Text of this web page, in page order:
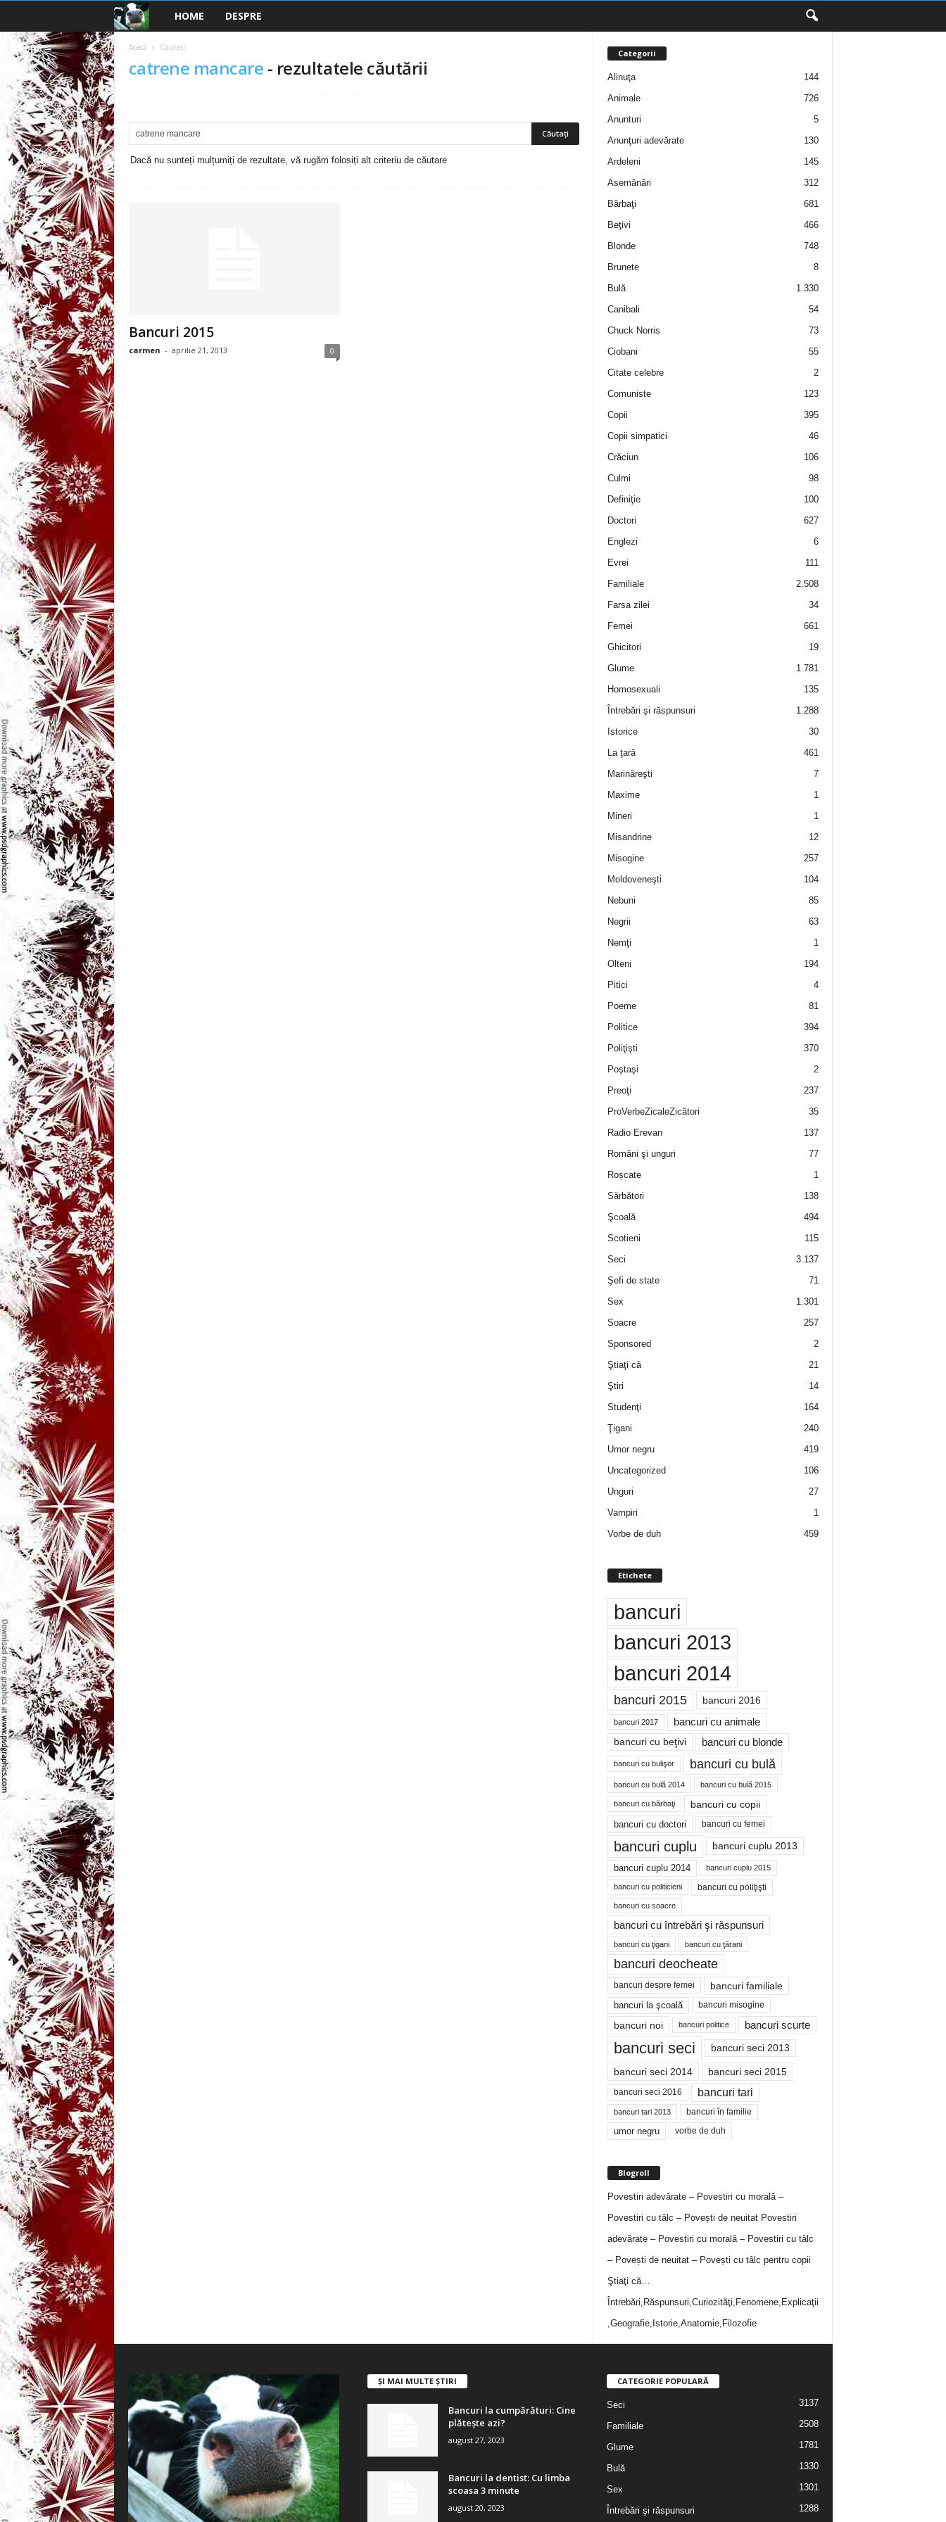
a
n
u
HOME DESPRE
Acasă Căutați
catrene mancare - rezultatele căutării
Dacă nu sunteți mulțumiți de rezultate, vă rugăm folosiți alt criteriu de căutare
Bancuri 2015
carmen - aprilie 21, 2013 0
Categorii
Alinuţa
144
Animale
726
Anunturi
5
Anunţuri adevărate
130
Ardeleni
145
Asemănări
312
Bărbaţi
681
Beţivi
466
Blonde
748
Brunete
8
Bulă
1.330
Canibali
54
Chuck Norris
73
Ciobani
55
Citate celebre
2
Comuniste
123
Copii
395
Copii simpatici
46
Crăciun
106
Culmi
98
Definiţie
100
Doctori
627
Englezi
6
Evrei
111
Familiale
2.508
Farsa zilei
34
Femei
661
Ghicitori
19
Glume
1.781
Homosexuali
135
Întrebări şi răspunsuri
1.288
Istorice
30
La ţară
461
Marinăreşti
7
Maxime
1
Mineri
1
Misandrine
12
Misogine
257
Moldoveneşti
104
Nebuni
85
Negrii
63
Nemţi
1
Olteni
194
Pitici
4
Poeme
81
Politice
394
Poliţişti
370
Poştaşi
2
Preoţi
237
ProVerbeZicaleZicători
35
Radio Erevan
137
Români şi unguri
77
Roșcate
1
Sărbători
138
Şcoală
494
Scotieni
115
Seci
3.137
Şefi de state
71
Sex
1.301
Soacre
257
Sponsored
2
Ştiaţi că
21
Ştiri
14
Studenţi
164
Ţigani
240
Umor negru
419
Uncategorized
106
Unguri
27
Vampiri
1
Vorbe de duh
459
Etichete
bancuri
bancuri 2013
bancuri 2014
bancuri 2015 bancuri 2016
bancuri 2017 bancuri cu animale
bancuri cu beţivi bancuri cu blonde
bancuri cu bulişor bancuri cu bulă
bancuri cu bulă 2014 bancuri cu bulă 2015
bancuri cu bărbaţi bancuri cu copii
bancuri cu doctori bancuri cu femei
bancuri cuplu bancuri cuplu 2013
bancuri cuplu 2014 bancuri cuplu 2015
bancuri cu politicieni bancuri cu poliţişti
bancuri cu soacre
bancuri cu întrebări şi răspunsuri
bancuri cu ţigani bancuri cu ţărani
bancuri deocheate
bancuri despre femei bancuri familiale
bancuri la şcoală bancuri misogine
bancuri noi bancuri politice bancuri scurte
bancuri seci bancuri seci 2013
bancuri seci 2014 bancuri seci 2015
bancuri seci 2016 bancuri tari
bancuri tari 2013 bancuri în familie
umor negru vorbe de duh
Blogroll
Povestiri adevărate – Povestiri cu morală –
Povestiri cu tâlc – Povești de neuitatPovestiri
adevărate – Povestiri cu morală – Povestiri cu tâlc
– Povești de neuitat – Povești cu tâlc pentru copii
Ştiaţi că…
Întrebări,Răspunsuri,Curiozităţi,Fenomene,Explicaţii
,Geografie,Istorie,Anatomie,Filozofie
ȘI MAI MULTE ȘTIRI
Bancuri la cumpărături: Cine
plătește azi?
august 27, 2023
Bancuri la dentist: Cu limba
scoasa 3 minute
august 20, 2023
CATEGORIE POPULARĂ
Seci 3137
Familiale 2508
Glume 1781
Bulă 1330
Sex 1301
Întrebări şi răspunsuri 1288